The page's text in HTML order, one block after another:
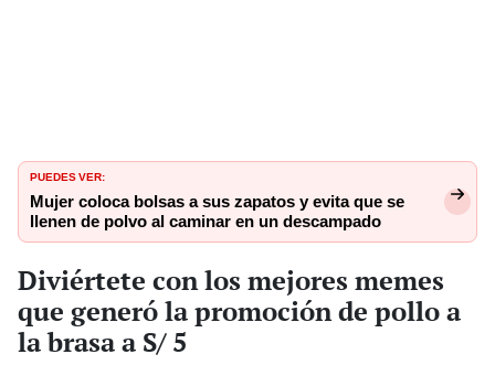
PUEDES VER:
Mujer coloca bolsas a sus zapatos y evita que se
llenen de polvo al caminar en un descampado
Diviértete con los mejores memes
que generó la promoción de pollo a
la brasa a S/ 5